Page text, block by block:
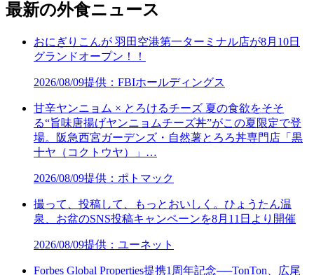
最新の外食ニュース
おにぎりこんが 羽田空港第一ターミナル店が8月10日
グランドオープン！！
2026/08/09提供：FBIホールディングス
甘辛ヤンニョム × とろけるチーズ 夏の食欲をそそ
る“旨味唐揚げヤンニョムチーズ丼”がこの夏限定で登
場。阪急西宮ガーデンズ・自然薯とろろ丼専門店「黒
十ヤ（コクトウヤ）」…
2026/08/09提供：ポトマック
撮って、投稿して、もっとおいしく。ひょうたん温
泉、お盆のSNS投稿キャンペーンを8月11日より開催
2026/08/09提供：ユーネット
Forbes Global Properties提携1周年記念──TonTon、広尾